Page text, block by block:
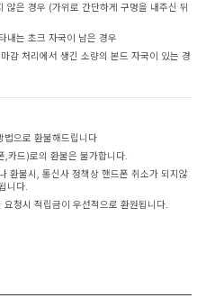
않은 경우 (가위로 간단하게 구멍을 내주신 뒤
내는 초크 자국이 남은 경우
감 처리에서 생긴 소량의 본드 자국이 있는 경
으로 환불해드립니다
카드)로의 환불은 불가합니다.
환불시, 통신사 정책상 핸드폰 취소가 되지않
니다.
청시 적립금이 우선적으로 환원됩니다.